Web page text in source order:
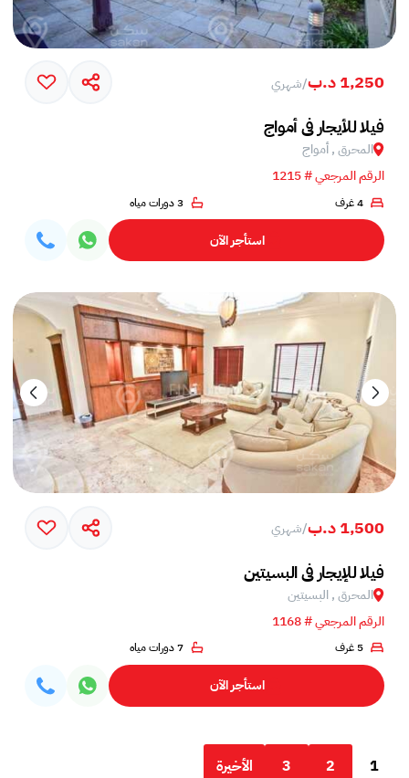
1,250 د.ب /شهري
فيلا للأيجار في أمواج
المحرق , أمواج
الرقم المرجعي # 1215
4 غرف 3 دورات مياه
استأجر الآن
1,500 د.ب /شهري
فيلا للإيجار في البسيتين
المحرق , البسيتين
الرقم المرجعي # 1168
5 غرف 7 دورات مياه
استأجر الآن
1
2
3 الأخيرة